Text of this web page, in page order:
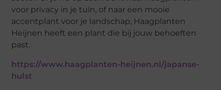
voor privacy in je tuin, of naar een mooie
accentplant voor je landschap, Haagplanten
Heijnen heeft een plant die bij jouw behoeften
past.
https://www.haagplanten-heijnen.nl/japanse-
hulst